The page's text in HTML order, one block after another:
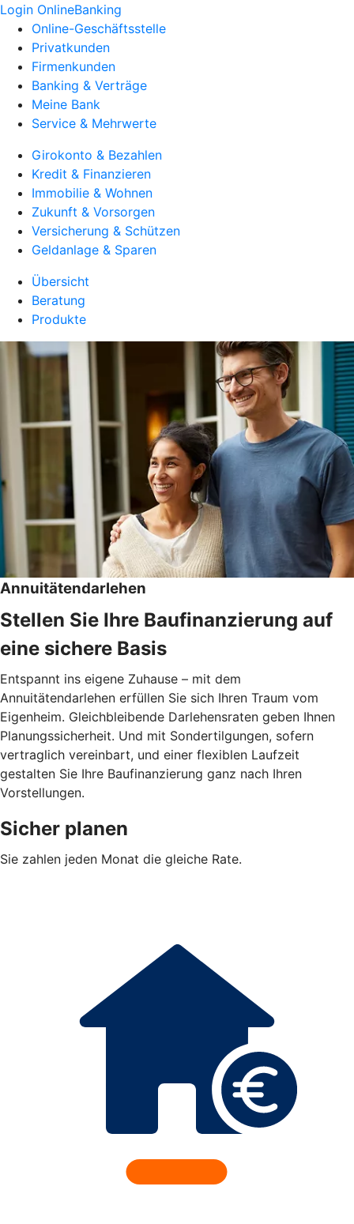
Login OnlineBanking
Online-Geschäftsstelle
Privatkunden
Firmenkunden
Banking & Verträge
Meine Bank
Service & Mehrwerte
Girokonto & Bezahlen
Kredit & Finanzieren
Immobilie & Wohnen
Zukunft & Vorsorgen
Versicherung & Schützen
Geldanlage & Sparen
Übersicht
Beratung
Produkte
Annuitätendarlehen
Stellen Sie Ihre Baufinanzierung auf
eine sichere Basis
Entspannt ins eigene Zuhause – mit dem
Annuitätendarlehen erfüllen Sie sich Ihren Traum vom
Eigenheim. Gleichbleibende Darlehensraten geben Ihnen
Planungssicherheit. Und mit Sondertilgungen, sofern
vertraglich vereinbart, und einer flexiblen Laufzeit
gestalten Sie Ihre Baufinanzierung ganz nach Ihren
Vorstellungen.
Sicher planen
Sie zahlen jeden Monat die gleiche Rate.